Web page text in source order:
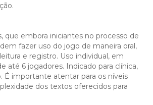
que embora iniciantes no processo de
fazer uso do jogo de maneira oral,
e registro. Uso individual, em
até 6 jogadores. Indicado para clínica,
É importante atentar para os níveis
dos textos oferecidos para